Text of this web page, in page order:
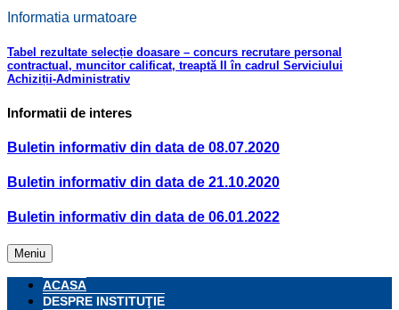
Informatia urmatoare
Tabel rezultate selecție doasare – concurs recrutare personal
contractual, muncitor calificat, treaptă II în cadrul Serviciului
Achiziții-Administrativ
Informatii de interes
Buletin informativ din data de 08.07.2020
Buletin informativ din data de 21.10.2020
Buletin informativ din data de 06.01.2022
Meniu
ACASA
DESPRE INSTITUŢIE